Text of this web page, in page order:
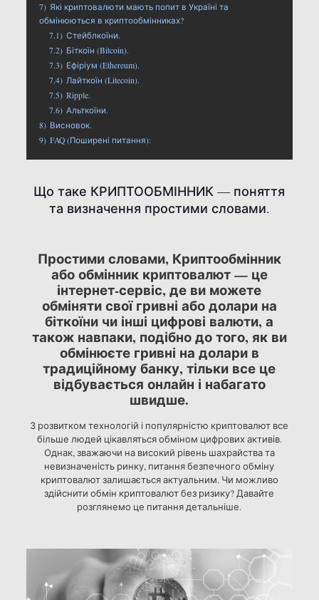
7) Які криптовалюти мають попит в Україні та
обмінюються в криптообмінниках?
7.1) Стейблкоїни.
7.2) Біткоїн (Bitcoin).
7.3) Ефіріум (Ethereum).
7.4) Лайткоїн (Litecoin).
7.5) Ripple.
7.6) Альткоїни.
8) Висновок.
9) FAQ (Поширені питання):
Що таке КРИПТООБМІННИК — поняття
та визначення простими словами.
Простими словами, Криптообмінник
або обмінник криптовалют — це
інтернет-сервіс, де ви можете
обміняти свої гривні або долари на
біткоїни чи інші цифрові валюти, а
також навпаки, подібно до того, як ви
обмінюєте гривні на долари в
традиційному банку, тільки все це
відбувається онлайн і набагато
швидше.
З розвитком технологій і популярністю криптовалют все
більше людей цікавляться обміном цифрових активів.
Однак, зважаючи на високий рівень шахрайства та
невизначеність ринку, питання безпечного обміну
криптовалют залишається актуальним. Чи можливо
здійснити обмін криптовалют без ризику? Давайте
розглянемо це питання детальніше.